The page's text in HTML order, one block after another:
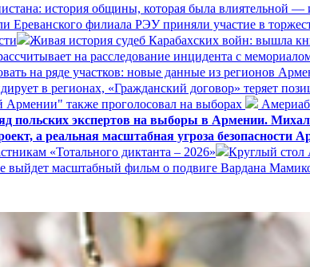
история общины, которая была влиятельной —
Ереванского филиала РЭУ приняли участие в
Живая история судеб Карабахских войн: вышла
на расследование инцидента с
на ряде участков: новые данные из регионов
в регионах, «Гражданский договор» теряет
также проголосовал на выборах
польских экспертов на выборы в Армении.
а реальная масштабная угроза безопасности
«Тотального диктанта – 2026»
Круглый стол
выйдет масштабный фильм о подвиге Вардана